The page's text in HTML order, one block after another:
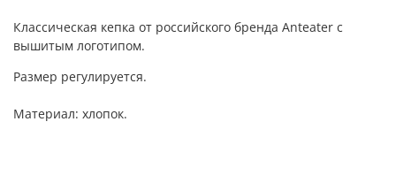
Классическая кепка от российского бренда Anteater с
вышитым логотипом.
Размер регулируется.
Материал: хлопок.